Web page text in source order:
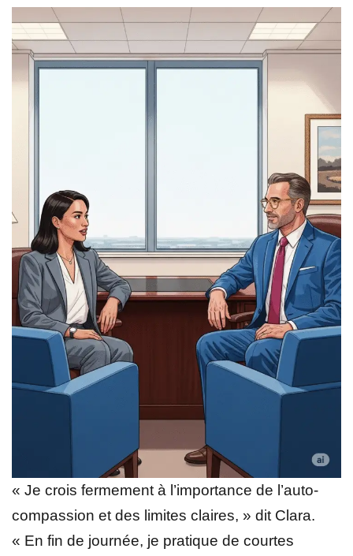
« Je crois fermement à l’importance de l’auto-
compassion et des limites claires, » dit Clara.
« En fin de journée, je pratique de courtes